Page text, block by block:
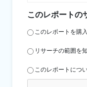
このレポートの
このレポートを購
リサーチの範囲を
このレポートにつ